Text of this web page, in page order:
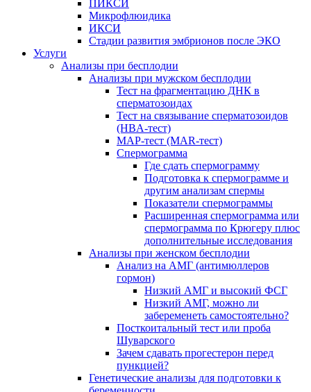
ПИКСИ
Микрофлюидика
ИКСИ
Стадии развития эмбрионов после ЭКО
Услуги
Анализы при бесплодии
Анализы при мужском бесплодии
Тест на фрагментацию ДНК в
сперматозоидах
Тест на связывание сперматозоидов
(HBA-тест)
МАР-тест (MAR-тест)
Спермограмма
Где сдать спермограмму
Подготовка к спермограмме и
другим анализам спермы
Показатели спермограммы
Расширенная спермограмма или
спермограмма по Крюгеру плюс
дополнительные исследования
Анализы при женском бесплодии
Анализ на АМГ (антимюллеров
гормон)
Низкий АМГ и высокий ФСГ
Низкий АМГ, можно ли
забеременеть самостоятельно?
Посткоитальный тест или проба
Шуварского
Зачем сдавать прогестерон перед
пункцией?
Генетические анализы для подготовки к